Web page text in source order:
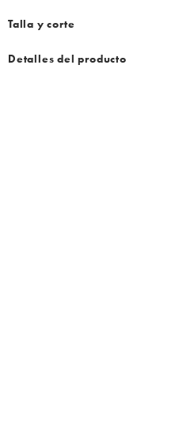
Talla y corte
Detalles del producto